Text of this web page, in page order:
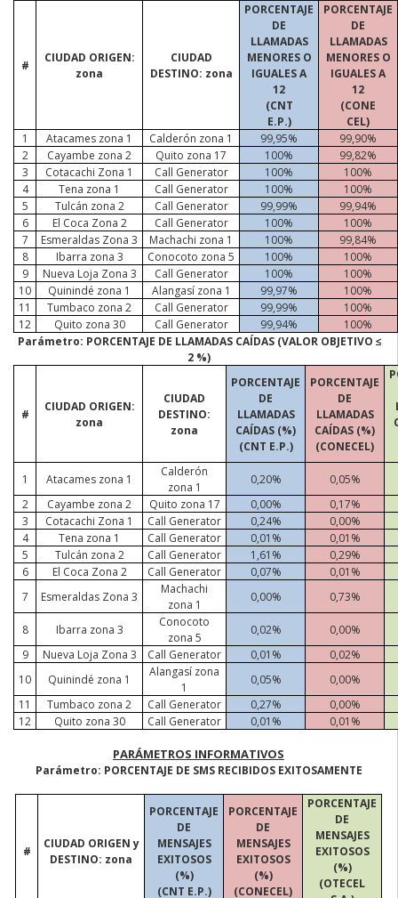
#
CIUDAD ORIGEN:
zona
CIUDAD
DESTINO: zona
PORCENTAJE
DE
LLAMADAS
MENORES O
IGUALES A
12
(CNT
E.P.)
PORCENTAJE
DE
LLAMADAS
MENORES O
IGUALES A
12
(CONE
CEL)
1
Atacames zona 1 Calderón zona 1 99,95%
99,90%
2
Cayambe zona 2 Quito zona 17 100%
99,82%
3
Cotacachi Zona 1 Call Generator 100%
100%
4
Tena zona 1 Call Generator 100%
100%
5
Tulcán zona 2 Call Generator 99,99%
99,94%
6
El Coca Zona 2 Call Generator 100%
100%
7
Esmeraldas Zona 3 Machachi zona 1 100%
99,84%
8
Ibarra zona 3 Conocoto zona 5 100%
100%
9
Nueva Loja Zona 3 Call Generator 100%
100%
10
Quinindé zona 1 Alangasí zona 1 99,97%
100%
11
Tumbaco zona 2 Call Generator 99,99%
100%
12
Quito zona 30 Call Generator 99,94%
100%
Parámetro: PORCENTAJE DE LLAMADAS CAÍDAS (VALOR OBJETIVO ≤
2 %)
#
CIUDAD ORIGEN:
zona
CIUDAD
DESTINO:
zona
PORCENTAJE
DE
LLAMADAS
CAÍDAS (%)
(CNT E.P.)
PORCENTAJE
DE
LLAMADAS
CAÍDAS (%)
(CONECEL)
1 Atacames zona 1
Calderón
zona 1
0,20%
0,05%
2
Cayambe zona 2 Quito zona 17 0,00%
0,17%
3
Cotacachi Zona 1 Call Generator 0,24%
0,00%
4
Tena zona 1 Call Generator 0,01%
0,01%
5
Tulcán zona 2 Call Generator 1,61%
0,29%
6
El Coca Zona 2 Call Generator 0,07%
0,01%
7
Esmeraldas Zona 3
Machachi
zona 1
0,00% 0,73%
8 Ibarra zona 3
Conocoto
zona 5
0,02%
0,00%
9
Nueva Loja Zona 3 Call Generator 0,01%
0,02%
10
Quinindé zona 1
Alangasí zona
1
0,05%
0,00%
11
Tumbaco zona 2 Call Generator 0,27%
0,00%
12
Quito zona 30 Call Generator 0,01% 0,01%
PARÁMETROS INFORMATIVOS
Parámetro: PORCENTAJE DE SMS RECIBIDOS EXITOSAMENTE
#
CIUDAD ORIGEN y
DESTINO: zona
PORCENTAJE
DE
MENSAJES
EXITOSOS
(%)
(CNT E.P.)
PORCENTAJE
DE
MENSAJES
EXITOSOS
(%)
(CONECEL)
PORCENTAJE
DE
MENSAJES
EXITOSOS
(%)
(OTECEL